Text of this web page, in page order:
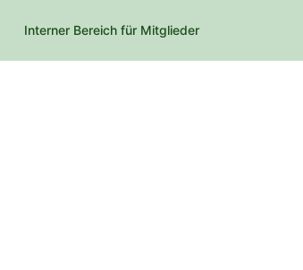
Interner Bereich für Mitglieder